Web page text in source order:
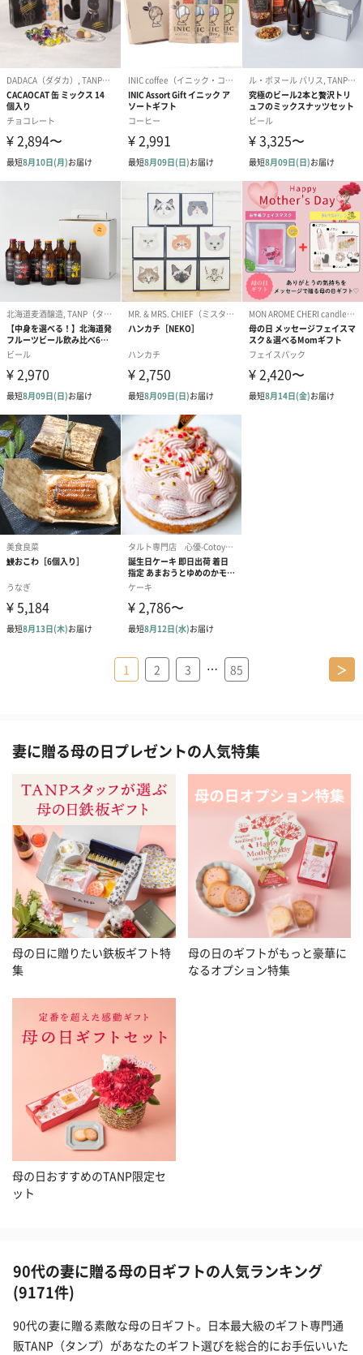
1 2 3 … 85 ＞
妻に贈る母の日プレゼントの人気特集
母の日に贈りたい鉄板ギフト特
集
母の日のギフトがもっと豪華に
なるオプション特集
母の日おすすめのTANP限定セ
ット
90代の妻に贈る母の日ギフトの人気ランキング
(9171件)
90代の妻に贈る素敵な母の日ギフト。日本最大級のギフト専門通
販TANP（タンプ）があなたのギフト選びを総合的にお手伝いいた